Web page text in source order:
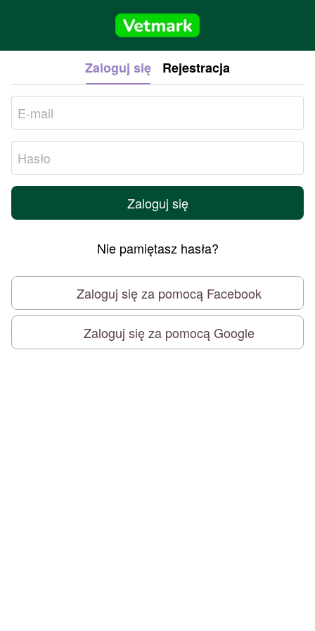
Zaloguj się Rejestracja
Zaloguj się
Nie pamiętasz hasła?
Zaloguj się za pomocą Facebook
Zaloguj się za pomocą Google